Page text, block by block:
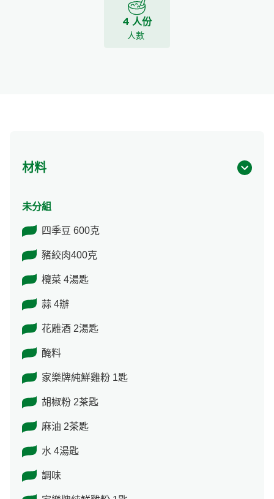
4 人份
人數
材料
未分組
四季豆 600克
豬絞肉400克
欖菜 4湯匙
蒜 4辦
花雕酒 2湯匙
醃料
家樂牌純鮮雞粉 1匙
胡椒粉 2茶匙
麻油 2茶匙
水 4湯匙
調味